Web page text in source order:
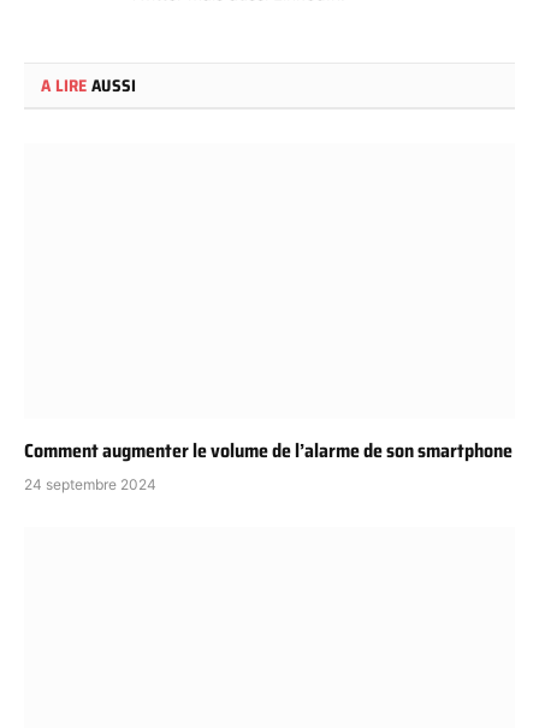
A LIREAUSSI
Comment augmenter le volume de l’alarme de son smartphone
24 septembre 2024